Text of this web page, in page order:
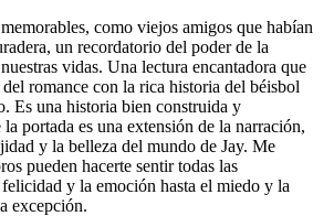
como viejos amigos que habían
un recordatorio del poder de la
vidas. Una lectura encantadora que
romance con la rica historia del béisbol
Es una historia bien construida y
portada es una extensión de la narración,
y la belleza del mundo de Jay. Me
pueden hacerte sentir todas las
y la emoción hasta el miedo y la
excepción.